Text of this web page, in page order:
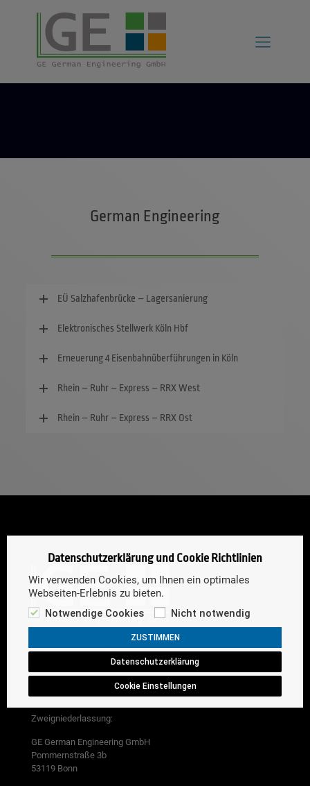
German Engineering
EÜ Salzhafenbrücke – Lagersanierung
Elektronisches Stellwerk Köln Hbf
Erneuerung 4 Eisenbahnüberführungen in Köln
Rhein – Ruhr – Express – RRX West
Rhein – Ruhr – Express – RRX Ost
50858 Köln
Zweigniederlassung:
GE German Engineering GmbH
Pommernstraße 3b
53119 Bonn
Datenschutzerklärung und Cookie Richtlinien
Wir verwenden Cookies, um Ihnen ein optimales
Webseiten-Erlebnis zu bieten.
Notwendige Cookies
Nicht notwendig
ZUSTIMMEN
Datenschutzerklärung
Cookie Einstellungen